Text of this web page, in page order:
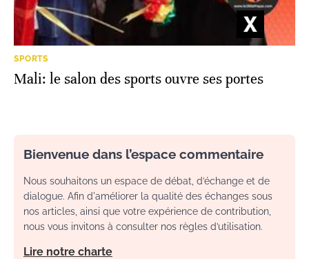
SPORTS
Mali: le salon des sports ouvre ses portes
Bienvenue dans l’espace commentaire
Nous souhaitons un espace de débat, d’échange et de
dialogue. Afin d'améliorer la qualité des échanges sous
nos articles, ainsi que votre expérience de contribution,
nous vous invitons à consulter nos règles d’utilisation.
Lire notre charte